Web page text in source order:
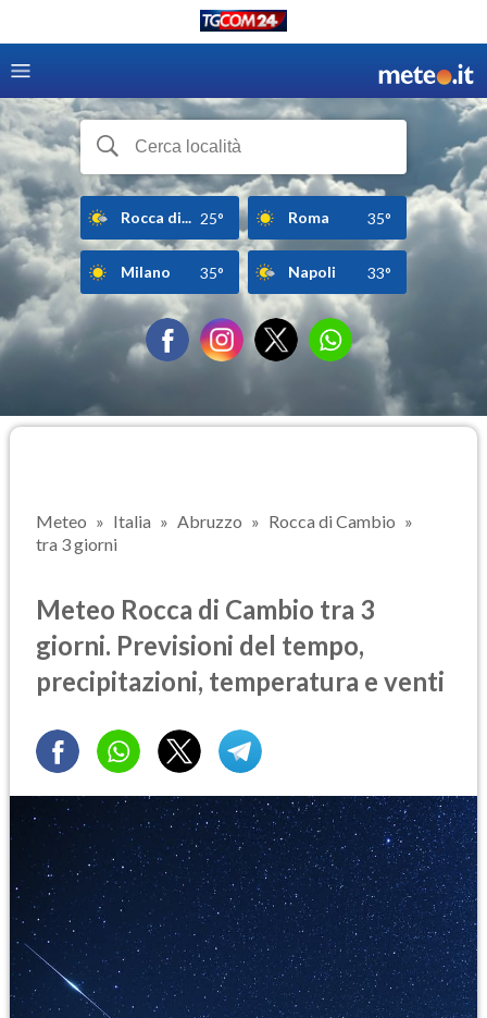
Rocca di... 25° Roma 35°
Milano 35° Napoli 33°
Meteo Italia Abruzzo
Rocca di Cambio
tra 3 giorni
Meteo Rocca di Cambio tra 3
giorni. Previsioni del tempo,
precipitazioni, temperatura e venti